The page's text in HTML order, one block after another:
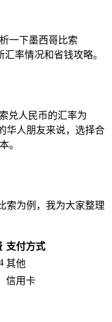
一下墨西哥比索
率情况和省钱攻略。
兑人民币的汇率为
华人朋友来说，选择合
。
索为例，我为大家整理
支付方式
其他
信用卡